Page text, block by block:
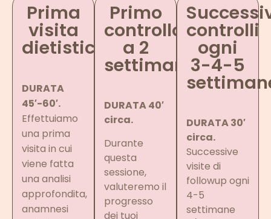
Prima
visita
dietistica
DURATA
45′-60′.
Effettuiamo
una prima
visita in cui
viene fatta
una analisi
approfondita,
anamnesi
Primo
controllo
a 2
settimane
DURATA 40′
circa.
Durante
questa
sessione,
valuteremo il
progresso
dei tuoi
controlli
ogni
3-4-5
DURATA 30′
circa.
Successive
visite di
followup ogni
4-5
settimane